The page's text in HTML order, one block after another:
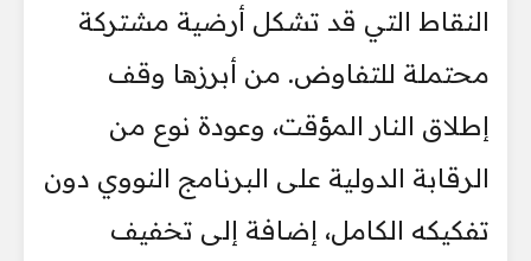
النقاط التي قد تشكل أرضية مشتركة
محتملة للتفاوض. من أبرزها وقف
إطلاق النار المؤقت، وعودة نوع من
الرقابة الدولية على البرنامج النووي دون
تفكيكه الكامل، إضافة إلى تخفيف